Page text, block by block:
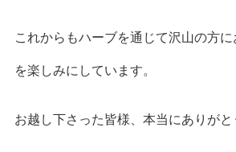
これからもハーブを通じて沢山の方
を楽しみにしています。
お越し下さった皆様、本当にありがと